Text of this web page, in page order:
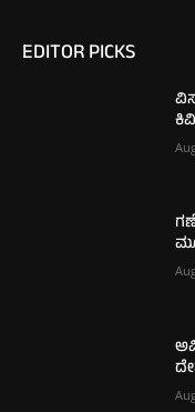
EDITOR PICKS